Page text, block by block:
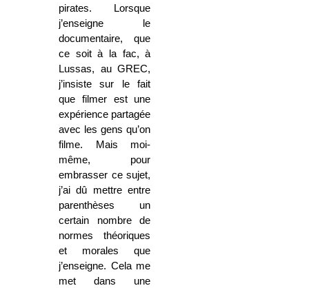
pirates. Lorsque
j’enseigne le
documentaire, que
ce soit à la fac, à
Lussas, au GREC,
j’insiste sur le fait
que filmer est une
expérience partagée
avec les gens qu’on
filme. Mais moi-
même, pour
embrasser ce sujet,
j’ai dû mettre entre
parenthèses un
certain nombre de
normes théoriques
et morales que
j’enseigne. Cela me
met dans une